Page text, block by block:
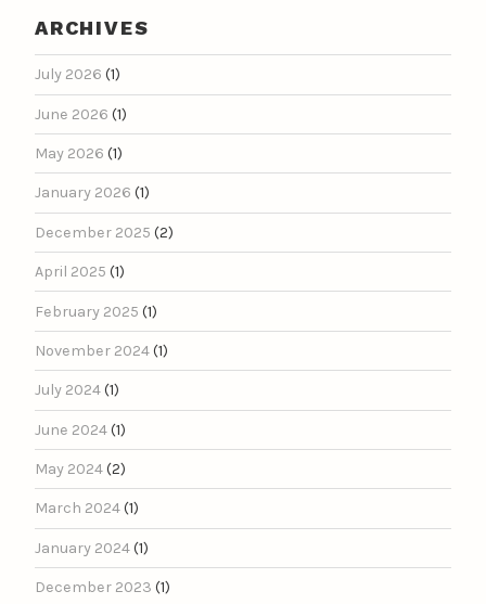
ARCHIVES
July 2026 (1)
June 2026 (1)
May 2026 (1)
January 2026 (1)
December 2025 (2)
April 2025 (1)
February 2025 (1)
November 2024(1)
July 2024(1)
June 2024(1)
May 2024(2)
March 2024(1)
January 2024(1)
December 2023 (1)